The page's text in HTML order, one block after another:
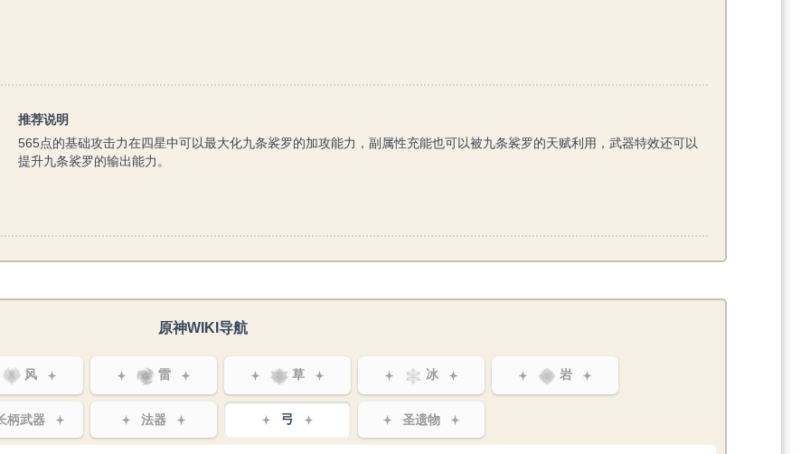
推荐说明
565点的基础攻击力在四星中可以最大化九条裟罗的加攻能力，副属性充能也可以被九条裟罗的天赋利用，武器特效还可以
提升九条裟罗的输出能力。
原神WIKI导航
风 雷 草 冰 岩
武器 法器 弓 圣遗物